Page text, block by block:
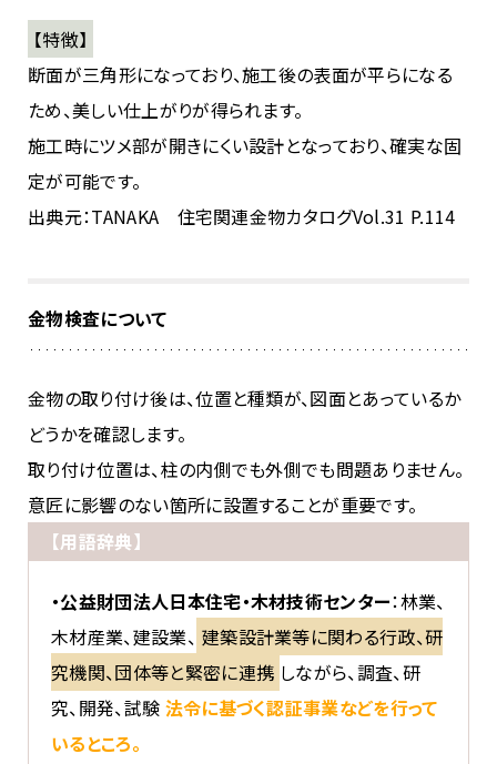
【特徴】
断面が三角形になっており、施工後の表面が平らになる
ため、美しい仕上がりが得られます。
施工時にツメ部が開きにくい設計となっており、確実な固
定が可能です。
出典元：TANAKA 住宅関連金物カタログVol.31 P.114
金物検査について
金物の取り付け後は、位置と種類が、図面とあっているか
どうかを確認します。
取り付け位置は、柱の内側でも外側でも問題ありません。
意匠に影響のない箇所に設置することが重要です。
【用語辞典】
・公益財団法人日本住宅・木材技術センター：林業、
木材産業、建設業、 建築設計業等に関わる行政、研
究機関、団体等と緊密に連携 しながら、調査、研
究、開発、試験 法令に基づく認証事業などを行って
いるところ。